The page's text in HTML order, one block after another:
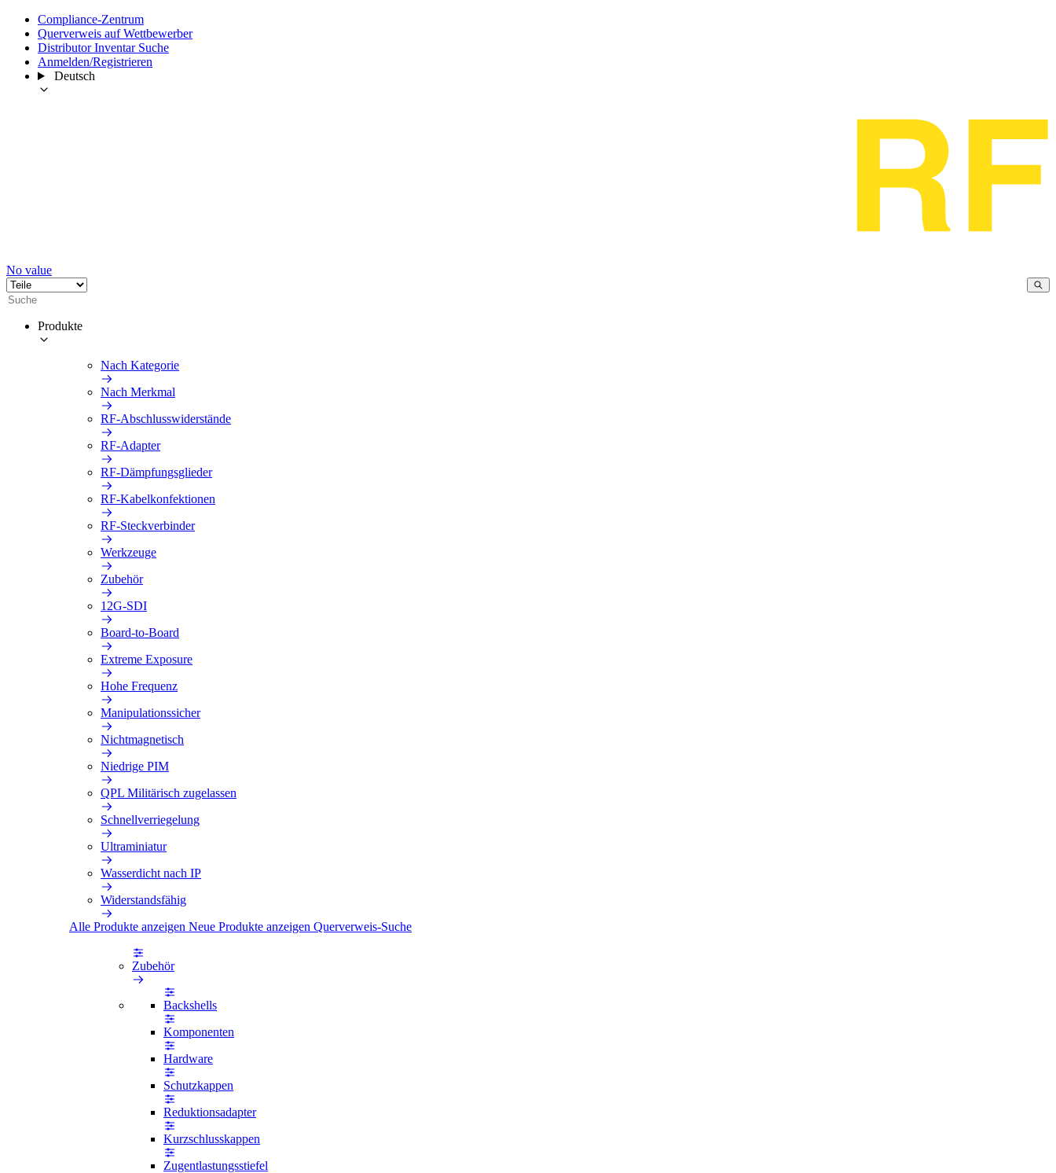
Compliance-Zentrum
Querverweis auf Wettbewerber
Distributor Inventar Suche
Anmelden/Registrieren
Deutsch
No value
Produkte
Nach Kategorie
Nach Merkmal
RF-Abschlusswiderstände
RF-Adapter
RF-Dämpfungsglieder
RF-Kabelkonfektionen
RF-Steckverbinder
Werkzeuge
Zubehör
12G-SDI
Board-to-Board
Extreme Exposure
Hohe Frequenz
Manipulationssicher
Nichtmagnetisch
Niedrige PIM
QPL Militärisch zugelassen
Schnellverriegelung
Ultraminiatur
Wasserdicht nach IP
Widerstandsfähig
Alle Produkte anzeigen Neue Produkte anzeigen Querverweis-Suche
Zubehör
Backshells
Komponenten
Hardware
Schutzkappen
Reduktionsadapter
Kurzschlusskappen
Zugentlastungsstiefel